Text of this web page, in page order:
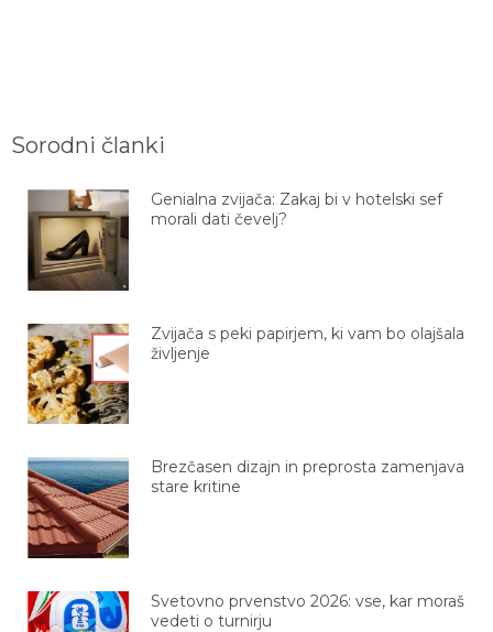
Sorodni članki
Genialna zvijača: Zakaj bi v hotelski sef
morali dati čevelj?
Zvijača s peki papirjem, ki vam bo olajšala
življenje
Brezčasen dizajn in preprosta zamenjava
stare kritine
Svetovno prvenstvo 2026: vse, kar moraš
vedeti o turnirju